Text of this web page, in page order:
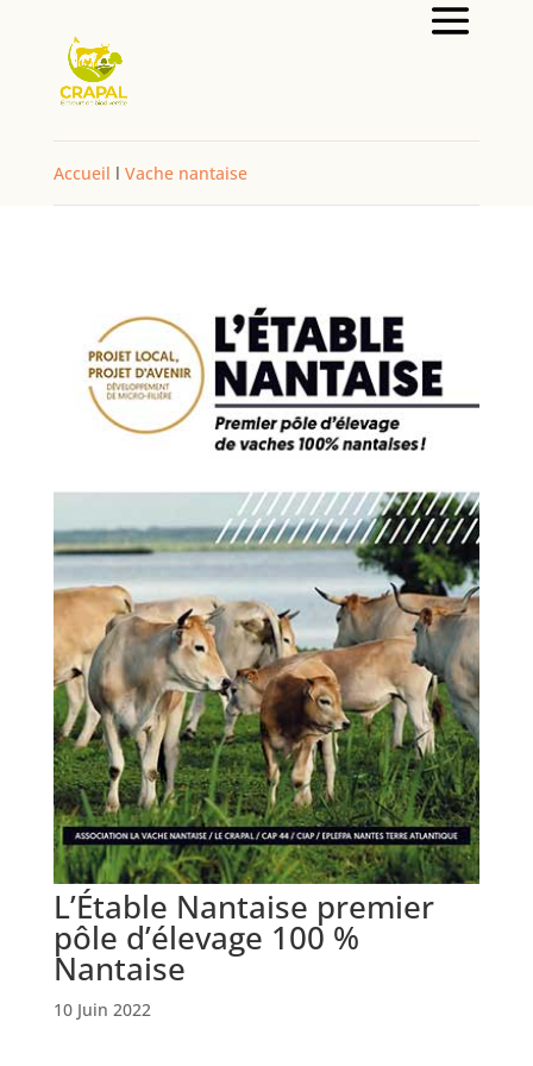
Accueil l Vache nantaise
L’Étable Nantaise premier
pôle d’élevage 100 %
Nantaise
10 Juin 2022